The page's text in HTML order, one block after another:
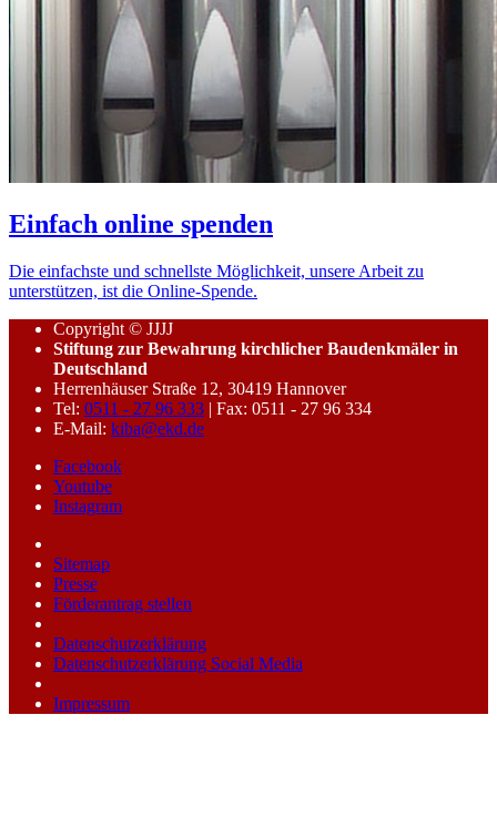
Einfach online spenden
Die einfachste und schnellste Möglichkeit, unsere Arbeit zu
unterstützen, ist die Online-Spende.
Copyright © JJJJ
Stiftung zur Bewahrung kirchlicher Baudenkmäler in
Deutschland
Herrenhäuser Straße 12, 30419 Hannover
Tel: 0511 - 27 96 333 | Fax: 0511 - 27 96 334
E-Mail: kiba@ekd.de
Facebook
Youtube
Instagram
Sitemap
Presse
Förderantrag stellen
Datenschutzerklärung
Datenschutzerklärung Social Media
Impressum